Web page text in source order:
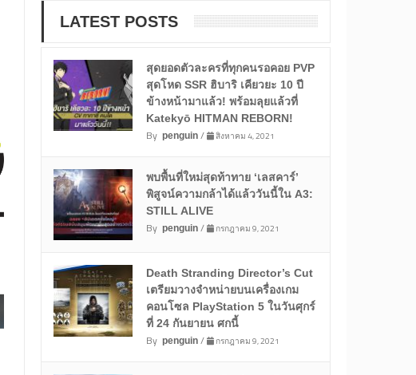
LATEST POSTS
สุดยอดตัวละครที่ทุกคนรอคอย PVP
สุดโหด SSR ฮิบาริ เคียวยะ 10 ปี
ข้างหน้ามาแล้ว! พร้อมลุยแล้วที่
Katekyō HITMAN REBORN!
By penguin/ สิงหาคม 4, 2021
พบพื้นที่ใหม่สุดท้าทาย ‘เลสคาร์’
พิสูจน์ความกล้าได้แล้ววันนี้ใน A3:
STILL ALIVE
By penguin/ กรกฎาคม 9, 2021
Death Stranding Director’s Cut
เตรียมวางจำหน่ายบนเครื่องเกม
คอนโซล PlayStation 5 ในวันศุกร์
ที่ 24 กันยายน ศกนี้
By penguin/ กรกฎาคม 9, 2021